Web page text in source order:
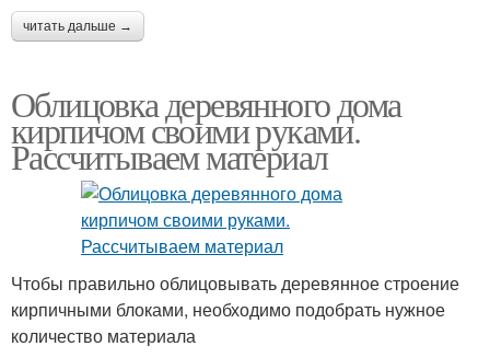
читать дальше →
Облицовка деревянного дома
кирпичом своими руками.
Рассчитываем материал
Чтобы правильно облицовывать деревянное строение
кирпичными блоками, необходимо подобрать нужное
количество материала